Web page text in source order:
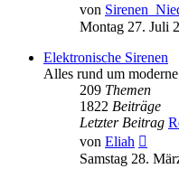
von
Montag 27. Juli
Elektronische Sirenen
Alles rund um
209 Themen
1822 Beiträge
Letzter Beitrag
von Eliah
Samstag 28.